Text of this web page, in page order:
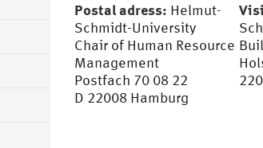
Postal adress: Helmut-
Schmidt-University
Chair of Human Resource
Management
Postfach 70 08 22
D 22008 Hamburg